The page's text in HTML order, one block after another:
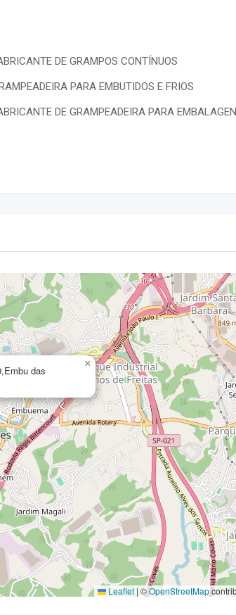
DE GRAMPOS CONTÍNUOS
PARA EMBUTIDOS E FRIOS
DE GRAMPEADEIRA PARA
das
×
Leaflet | ©OpenStreetMap